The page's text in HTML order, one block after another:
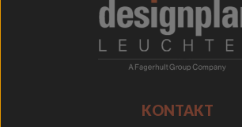
KONTAKT